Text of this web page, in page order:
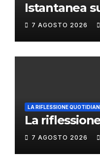
Istantanea
7 AGOSTO 2026
LA RIFLESSIONE
La
7 AGOSTO 2026